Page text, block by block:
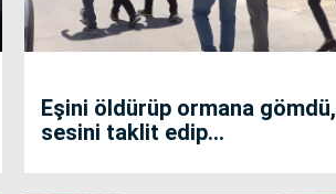
Eşini öldürüp ormana gömdü,
sesini taklit edip...